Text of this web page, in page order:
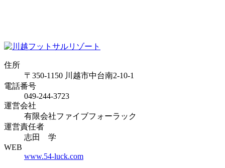
住所
〒350-1150 川越市中台南2-10-1
電話番号
049-244-3723
運営会社
有限会社ファイブフォーラック
運営責任者
志田 学
WEB
www.54-luck.com